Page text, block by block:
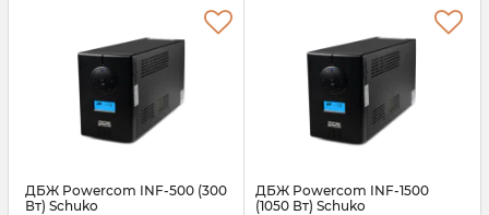
ДБЖ Powercom INF-500 (300
Вт) Schuko
ДБЖ Powercom INF-1500
(1050 Вт) Schuko